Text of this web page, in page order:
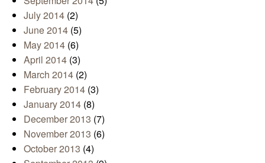
July 2014 (2)
June 2014 (5)
May 2014 (6)
April 2014 (3)
March 2014 (2)
February 2014 (3)
January 2014 (8)
December 2013 (7)
November 2013 (6)
October 2013 (4)